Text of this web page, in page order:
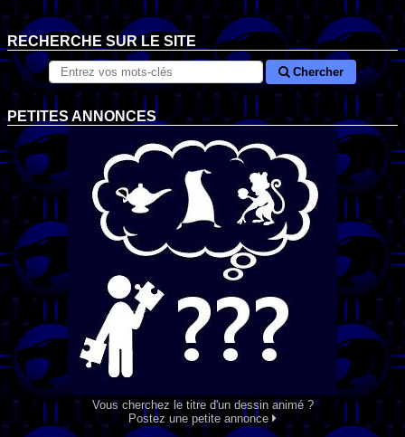
RECHERCHE SUR LE SITE
Chercher
PETITES ANNONCES
Vous cherchez le titre d'un dessin animé ?
Postez une petite annonce